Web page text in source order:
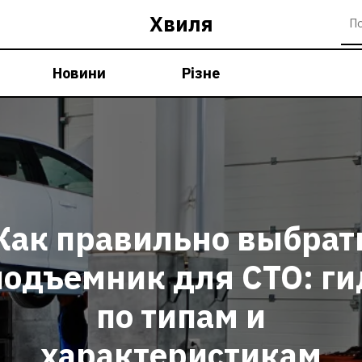
Хвиля
Новини Різне
правильно
для СТО:
по типам и